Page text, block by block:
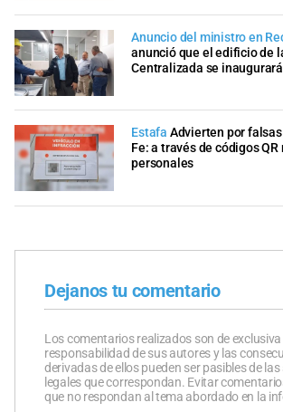
Anuncio del ministro en
anunció que el edificio de
Centralizada se
Estafa Advierten por
Fe: a través de códigos
personales
Dejanos tu comentario
Los comentarios realizados son de exclusiva
responsabilidad de sus autores y las
derivadas de ellos pueden ser pasibles de
legales que correspondan. Evitar
que no respondan al tema abordado en la